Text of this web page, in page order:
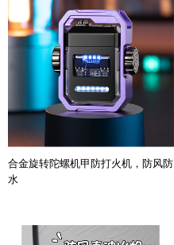
合金旋转陀螺机甲防打火机，防风防
水